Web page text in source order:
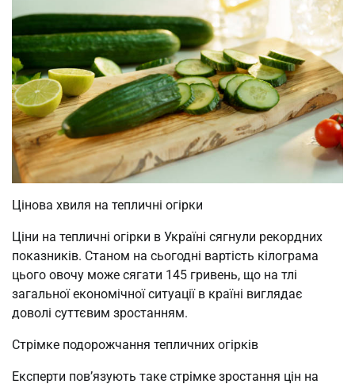
Цінова хвиля на тепличні огірки
Ціни на тепличні огірки в Україні сягнули рекордних
показників. Станом на сьогодні вартість кілограма
цього овочу може сягати 145 гривень, що на тлі
загальної економічної ситуації в країні виглядає
доволі суттєвим зростанням.
Стрімке подорожчання тепличних огірків
Експерти пов’язують таке стрімке зростання цін на